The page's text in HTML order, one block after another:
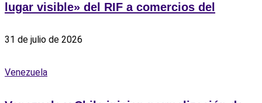
lugar visible» del RIF a comercios del
31 de julio de 2026
Venezuela